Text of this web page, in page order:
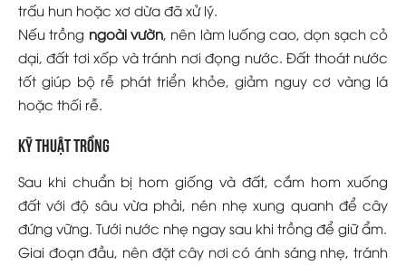
trấu hun hoặc xơ dừa đã xử lý.
Nếu trồng ngoài vườn, nên làm luống cao, dọn sạch cỏ
dại, đất tơi xốp và tránh nơi đọng nước. Đất thoát nước
tốt giúp bộ rễ phát triển khỏe, giảm nguy cơ vàng lá
hoặc thối rễ.
Kỹ thuật trồng
Sau khi chuẩn bị hom giống và đất, cắm hom xuống
đất với độ sâu vừa phải, nén nhẹ xung quanh để cây
đứng vững. Tưới nước nhẹ ngay sau khi trồng để giữ ẩm.
Giai đoạn đầu, nên đặt cây nơi có ánh sáng nhẹ, tránh